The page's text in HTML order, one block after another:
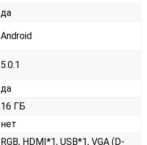
да
Android
5.0.1
да
16 ГБ
нет
RGB, HDMI*1, USB*1, VGA (D-